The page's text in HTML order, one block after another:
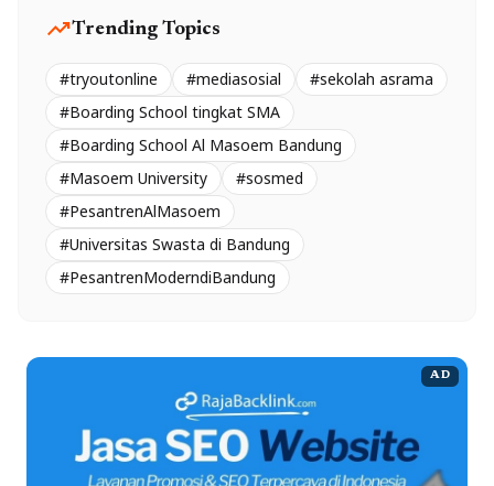
trending_upTrending Topics
#tryoutonline #mediasosial
#sekolah asrama
#Boarding School tingkat SMA
#Boarding School Al Masoem Bandung
#Masoem University
#sosmed
#PesantrenAlMasoem
#Universitas Swasta di Bandung
#PesantrenModerndiBandung
AD